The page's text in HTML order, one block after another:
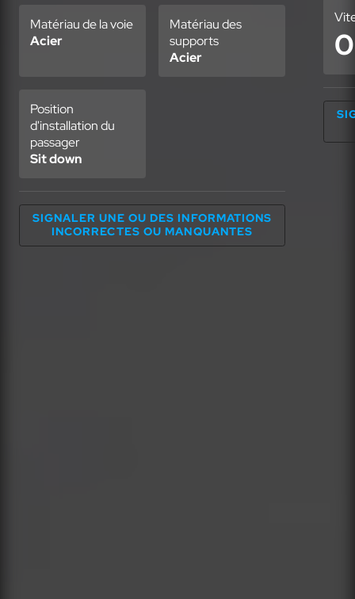
Matériau de la voie
Acier
Matériau des
supports
Acier
Position
d'installation du
passager
Sit down
SIGNALER UNE OU DES INFORMATIONS
INCORRECTES OU MANQUANTES